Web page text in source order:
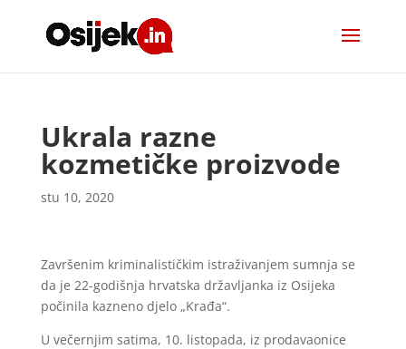
Ukrala razne
kozmetičke proizvode
stu 10, 2020
Završenim kriminalističkim istraživanjem sumnja se
da je 22-godišnja hrvatska državljanka iz Osijeka
počinila kazneno djelo „Krađa“.
U večernjim satima, 10. listopada, iz prodavaonice